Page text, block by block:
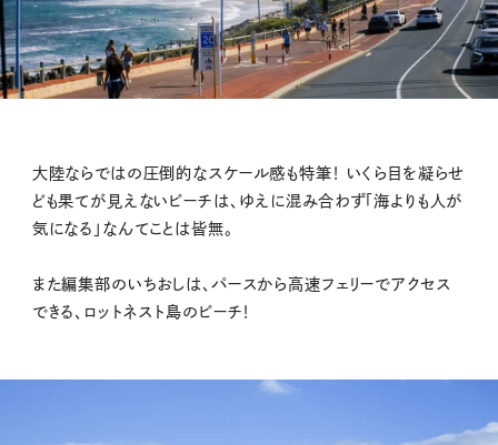
大陸ならではの圧倒的なスケール感も特筆！ いくら目を凝らせ
ども果てが見えないビーチは、ゆえに混み合わず「海よりも人が
気になる」なんてことは皆無。
また編集部のいちおしは、パースから高速フェリーでアクセス
できる、ロットネスト島のビーチ！